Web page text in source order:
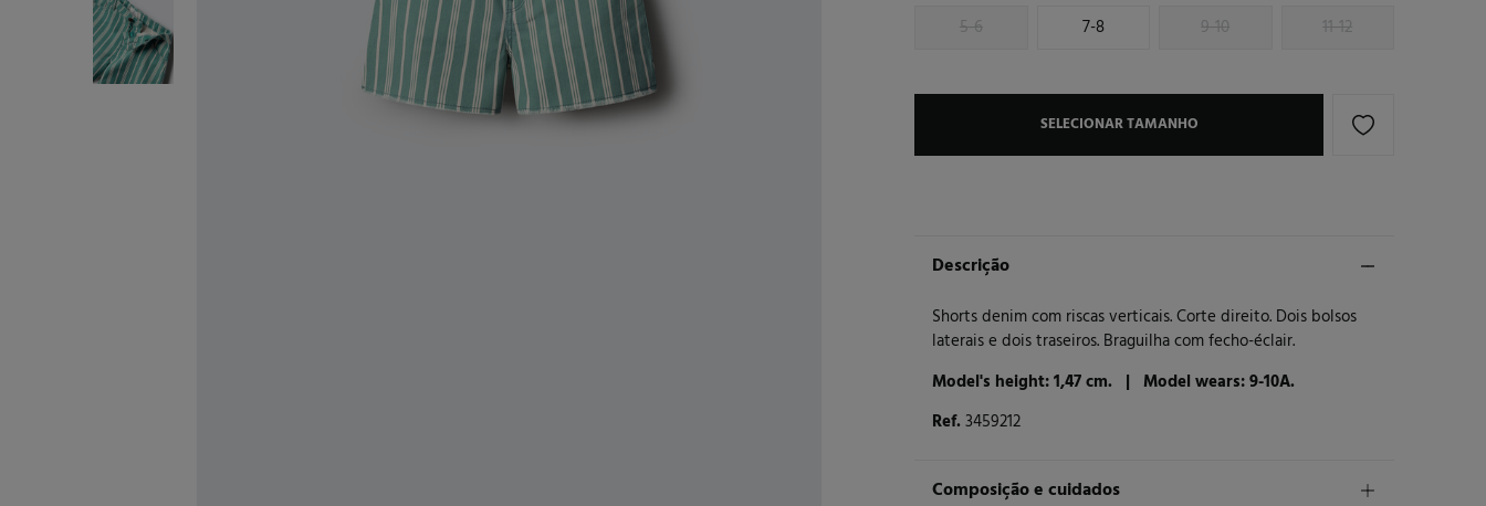
5-6
7-8 9-10 11-12
SELECIONAR TAMANHO
Descrição
Shorts denim com riscas verticais. Corte direito. Dois bolsos
laterais e dois traseiros. Braguilha com fecho-éclair.
Model's height: 1,47 cm. | Model wears: 9-10A.
Ref.3459212
Composição e cuidados